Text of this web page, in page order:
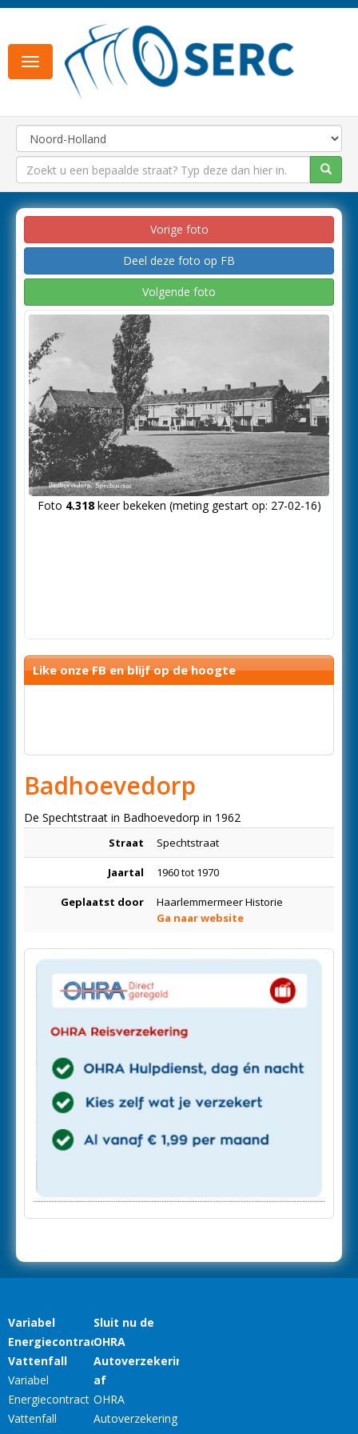
Toggle
navigation
Vorige foto
Deel deze foto op FB
Volgende foto
Foto 4.318keer bekeken (meting gestart op: 27-02-16)
Like onze FB en blijf op de hoogte
Badhoevedorp
De Spechtstraat in Badhoevedorp in 1962
Straat Spechtstraat
Jaartal 1960 tot 1970
Geplaatst door
Haarlemmermeer Historie
Ga naar website